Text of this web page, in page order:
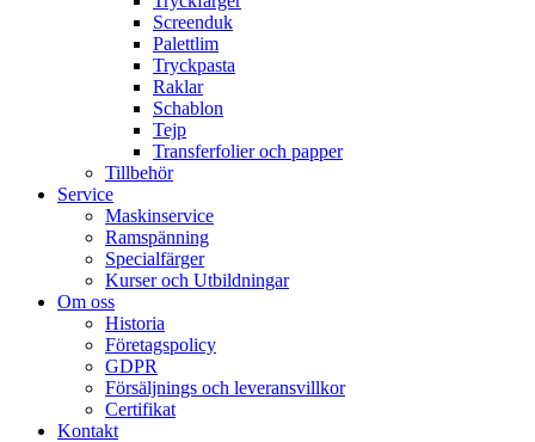
Screenduk
Palettlim
Tryckpasta
Raklar
Schablon
Tejp
Transferfolier och papper
Tillbehör
Service
Maskinservice
Ramspänning
Specialfärger
Kurser och Utbildningar
Om oss
Historia
Företagspolicy
GDPR
Försäljnings och leveransvillkor
Certifikat
Kontakt